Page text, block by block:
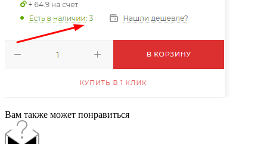
Вам также может понравиться